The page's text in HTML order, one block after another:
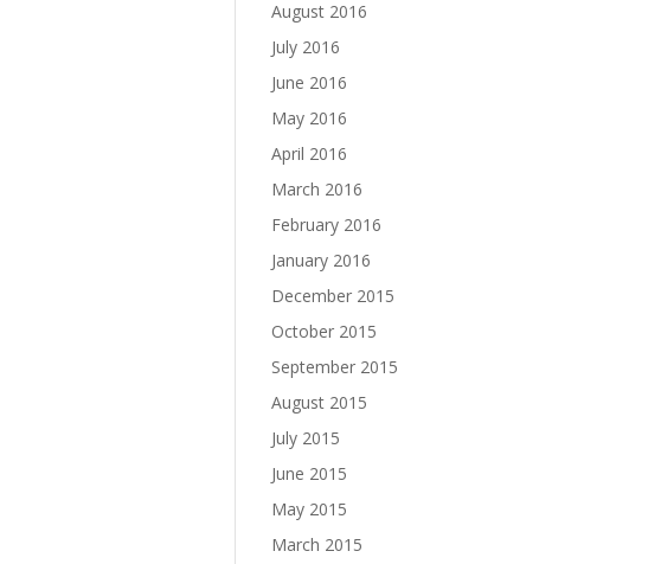
August 2016
July 2016
June 2016
May 2016
April 2016
March 2016
February 2016
January 2016
December 2015
October 2015
September 2015
August 2015
July 2015
June 2015
May 2015
March 2015